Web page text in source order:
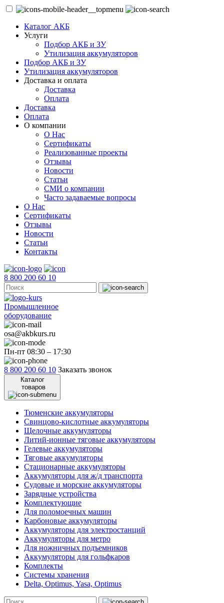
Каталог АКБ
Услуги
Подбор АКБ и ЗУ
Утилизация аккумуляторов
Подбор АКБ и ЗУ
Утилизация аккумуляторов
Доставка и оплата
Доставка
Оплата
Доставка
Оплата
О компании
О Нас
Сертификаты
Реализованные проекты
Отзывы
Новости
Статьи
СМИ о компании
Часто задаваемые вопросы
О Нас
Сертификаты
Отзывы
Новости
Статьи
Контакты
8 800 200 60 10
Промышленное
оборудование
osa@akbkurs.ru
Пн-пт 08:30 – 17:30
8 800 200 60 10 Заказать звонок
Каталог
товаров
Тюменские аккумуляторы
Свинцово-кислотные аккумуляторы
Щелочные аккумуляторы
Литий-ионные тяговые аккумуляторы
Гелевые аккумуляторы
Тяговые аккумуляторы
Стационарные аккумуляторы
Аккумуляторы для ж/д транспорта
Судовые и морские аккумуляторы
Зарядные устройства
Комплектующие
Для поломоечных машин
Карбоновые аккумуляторы
Аккумуляторы для электростанций
Аккумуляторы для метро
Для ножничных подъемников
Аккумуляторы для гольфкаров
Комплекты
Системы хранения
Delta, Optimus, Yasa, Optimus